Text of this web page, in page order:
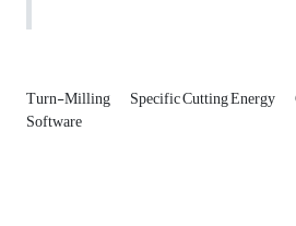
Turn-Milling Specific Cutting Energy
Software